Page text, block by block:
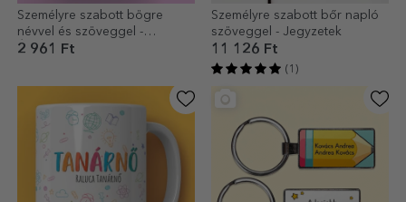
Személyre szabott bögre
névvel és szöveggel -
Érettségi
2 961 Ft
Személyre szabott bőr napló
szöveggel - Jegyzetek
11 126 Ft
(1)